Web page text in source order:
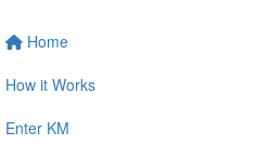
Home
How it Works
Enter KM